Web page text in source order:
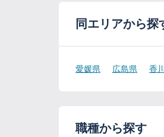
同エリアから探
愛媛県 広島県 香
職種から探す